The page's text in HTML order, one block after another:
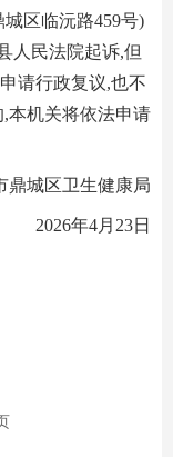
区临沅路459号)
人民法院起诉,但
请行政复议,也不
本机关将依法申请
鼎城区卫生健康局
2026年4月23日